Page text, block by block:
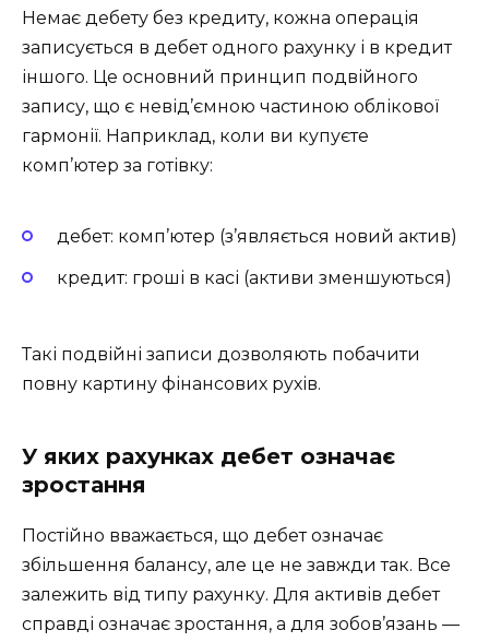
Немає дебету без кредиту, кожна операція
записується в дебет одного рахунку і в кредит
іншого. Це основний принцип подвійного
запису, що є невід’ємною частиною облікової
гармонії. Наприклад, коли ви купуєте
комп’ютер за готівку:
дебет: комп’ютер (з’являється новий актив)
кредит: гроші в касі (активи зменшуються)
Такі подвійні записи дозволяють побачити
повну картину фінансових рухів.
У яких рахунках дебет означає
зростання
Постійно вважається, що дебет означає
збільшення балансу, але це не завжди так. Все
залежить від типу рахунку. Для активів дебет
справді означає зростання, а для зобов’язань —